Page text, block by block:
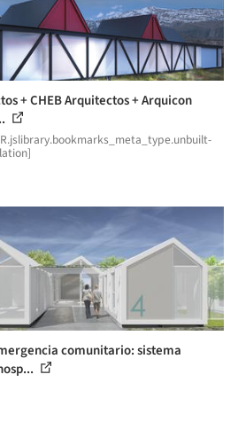
+ CHEB Arquitectos + Arquicon
comunitario: sistema